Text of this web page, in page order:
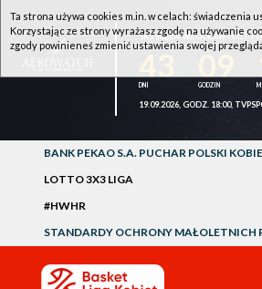
1KS ŚLĘZA WROCŁAW -
19.09.2026, GODZ. 18:00,
BANK PEKAO S.A. PUCHAR POLSKI
LOTTO 3X3 LIGA
#HWHR
STANDARDY OCHRONY MAŁOLETNICH
Ta strona używa cookies m.in. w celach: świadczenia
Korzystając ze strony wyrażasz zgodę na używanie
zgody powinieneś zmienić ustawienia swojej